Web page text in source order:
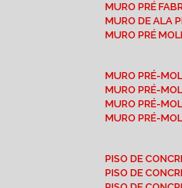
MURO PRÉ
MURO DE ALA
MURO PRÉ
MURO PRÉ-
MURO PRÉ-
MURO PRÉ-
MURO PRÉ-
PISO DE
PISO DE